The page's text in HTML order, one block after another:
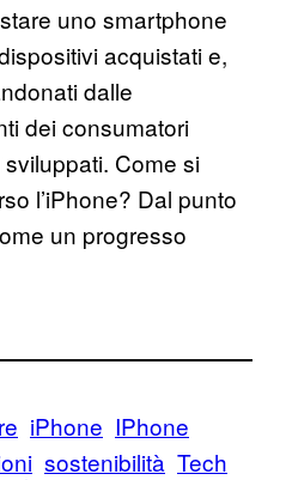
uno smartphone
acquistati e,
dalle
dei consumatori
Come si
l’iPhone? Dal punto
un progresso
iPhone IPhone
sostenibilità Tech